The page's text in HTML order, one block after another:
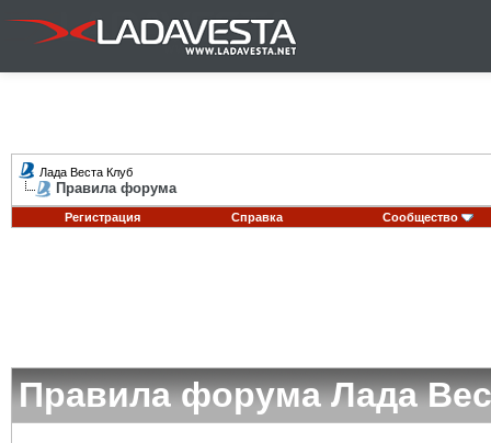
Лада Веста Клуб
Правила форума
Регистрация Справка Сообщество
Правила форума Лада